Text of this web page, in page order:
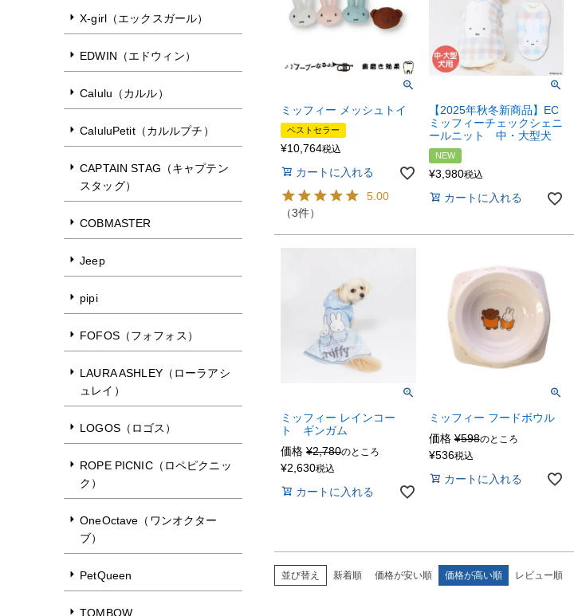
X-girl（エックスガール）
EDWIN（エドウィン）
Calulu（カルル）
CaluluPetit（カルルプチ）
CAPTAIN STAG（キャプテン
スタッグ）
COBMASTER
Jeep
pipi
FOFOS（フォフォス）
LAURA ASHLEY（ローラアシ
ュレイ）
LOGOS（ロゴス）
ROPE PICNIC（ロペピクニッ
ク）
OneOctave（ワンオクター
ブ）
PetQueen
TOMBOW
ミッフィー メッシュトイ
ベストセラー
¥10,764税込
カートに入れる
5.00
（3件）
【2025年秋冬新商品】EC
ミッフィーチェックシェニ
ールニット 中・大型犬
NEW
¥3,980税込
カートに入れる
ミッフィー レインコー
ト ギンガム
価格 ¥2,780のところ
¥2,630税込
カートに入れる
ミッフィー フードボウル
価格 ¥598のところ
¥536税込
カートに入れる
並び替え 新着順 価格が安い順 価格が高い順 レビュー順